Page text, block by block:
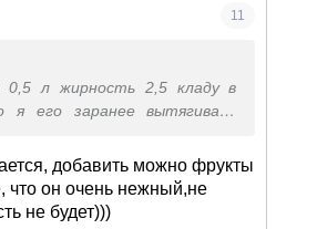
11
л жирность 2,5 кладу в
я его заранее вытягиваю,
и в течении 30
ест отличный нежный
добавить можно фрукты
что он очень нежный,не
не будет)))